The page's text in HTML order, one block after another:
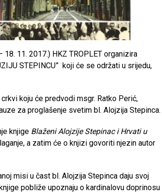
18. 11. 2017.) HKZ TROPLET organizira
STEPINCU” koji će se održati u srijedu,
koju će predvodi msgr. Ratko Perić,
za proglašenje svetim bl. Alojzija Stepinca.
knjige Blaženi Alojzije Stepinac i Hrvati u
a zatim će o knjizi govoriti njezin autor
misi u čast bl. Alojzija Stepinca daju svoj
pobliže upoznaju o kardinalovu doprinosu